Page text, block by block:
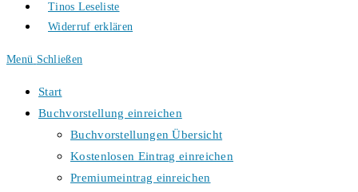
Tinos Leseliste
Widerruf erklären
Menü Schließen
Start
Buchvorstellung einreichen
Buchvorstellungen Übersicht
Kostenlosen Eintrag einreichen
Premiumeintrag einreichen